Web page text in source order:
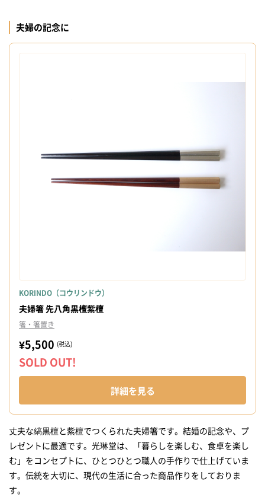
夫婦の記念に
KORINDO（コウリンドウ）
夫婦箸 先八角黒檀紫檀
箸・箸置き
¥5,500 (税込)
SOLD OUT!
詳細を見る
丈夫な縞黒檀と紫檀でつくられた夫婦箸です。結婚の記念や、プ
レゼントに最適です。光琳堂は、「暮らしを楽しむ、食卓を楽し
む」をコンセプトに、ひとつひとつ職人の手作りで仕上げていま
す。伝統を大切に、現代の生活に合った商品作りをしておりま
す。